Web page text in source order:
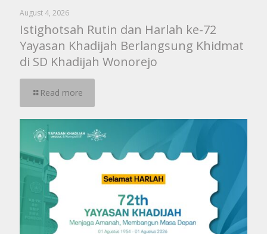
August 4, 2026
Istighotsah Rutin dan Harlah ke-72
Yayasan Khadijah Berlangsung Khidmat
di SD Khadijah Wonorejo
Read more